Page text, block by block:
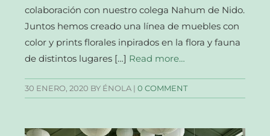
colaboración con nuestro colega Nahum de Nido.
Juntos hemos creado una línea de muebles con
color y prints florales inpirados en la flora y fauna
de distintos lugares […] Read more…
30 ENERO, 2020 BY ÉNOLA |0 COMMENT